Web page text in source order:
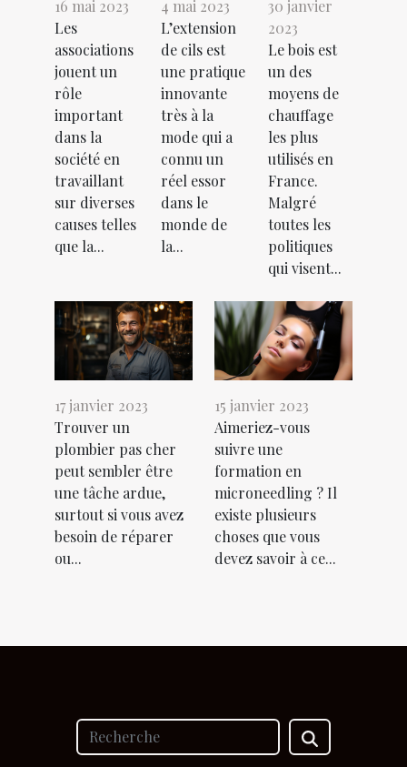
16 mai 2023
Les
associations
jouent un
rôle
important
dans la
société en
travaillant
sur diverses
causes telles
que la...
4 mai 2023
L’extension
de cils est
une pratique
innovante
très à la
mode qui a
connu un
réel essor
dans le
monde de
la...
30 janvier
2023
Le bois est
un des
moyens de
chauffage
les plus
utilisés en
France.
Malgré
toutes les
politiques
qui visent...
17 janvier 2023
Trouver un
plombier pas cher
peut sembler être
une tâche ardue,
surtout si vous avez
besoin de réparer
ou...
15 janvier 2023
Aimeriez-vous
suivre une
formation en
microneedling ? Il
existe plusieurs
choses que vous
devez savoir à ce...